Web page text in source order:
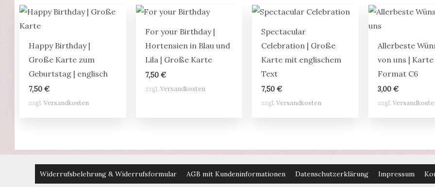
Happy Birthday |
Große Karte zum
Geburtstag | englisch
7,50€
zzgl.Versandkosten
For your Birthday |
Hortensien in Blau und
Lila | Große Karte
7,50 €
zzgl. Versandkosten
Spectacular
Celebration | Große
Karte mit englischem
Text
7,50€
zzgl.Versandkosten
Allerbeste
von uns |
Format C6
3,00 €
zzgl.
Widerrufsbelehrung & Widerrufsformular AGB mit Kundeninformationen Datenschutzerklärung Impressum